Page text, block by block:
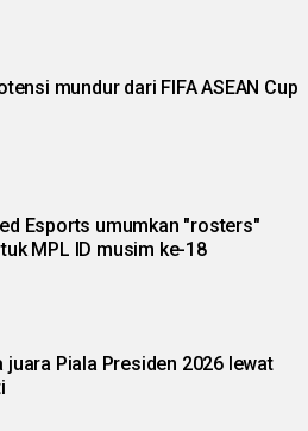
mundur dari FIFA ASEAN Cup
Esports umumkan "rosters"
MPL ID musim ke-18
juara Piala Presiden 2026 lewat